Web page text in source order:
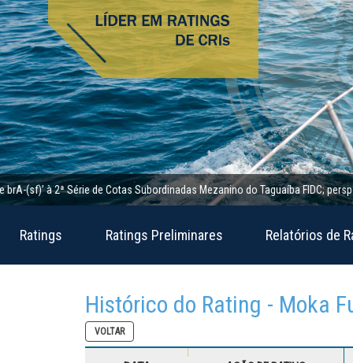
à 2ª Série de Cotas Subordinadas Mezanino do Taguaíba FIDC;
Ratings Ratings Preliminares Relatórios de
Histórico do Rating - Moka
VOLTAR